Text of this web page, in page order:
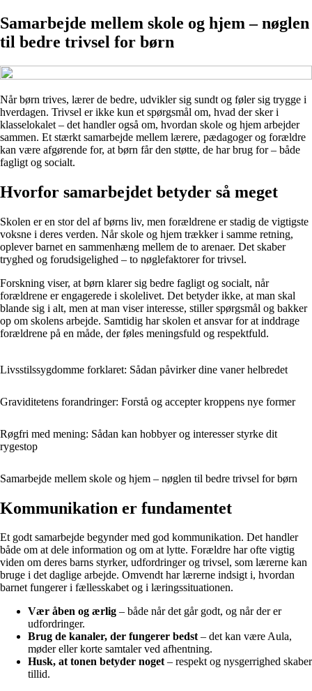
Samarbejde mellem skole og hjem – nøglen
til bedre trivsel for børn
Når børn trives, lærer de bedre, udvikler sig sundt og føler sig trygge i
hverdagen. Trivsel er ikke kun et spørgsmål om, hvad der sker i
klasselokalet – det handler også om, hvordan skole og hjem arbejder
sammen. Et stærkt samarbejde mellem lærere, pædagoger og forældre
kan være afgørende for, at børn får den støtte, de har brug for – både
fagligt og socialt.
Hvorfor samarbejdet betyder så meget
Skolen er en stor del af børns liv, men forældrene er stadig de vigtigste
voksne i deres verden. Når skole og hjem trækker i samme retning,
oplever barnet en sammenhæng mellem de to arenaer. Det skaber
tryghed og forudsigelighed – to nøglefaktorer for trivsel.
Forskning viser, at børn klarer sig bedre fagligt og socialt, når
forældrene er engagerede i skolelivet. Det betyder ikke, at man skal
blande sig i alt, men at man viser interesse, stiller spørgsmål og bakker
op om skolens arbejde. Samtidig har skolen et ansvar for at inddrage
forældrene på en måde, der føles meningsfuld og respektfuld.
Livsstilssygdomme forklaret: Sådan påvirker dine vaner helbredet
Graviditetens forandringer: Forstå og accepter kroppens nye former
Røgfri med mening: Sådan kan hobbyer og interesser styrke dit
rygestop
Samarbejde mellem skole og hjem – nøglen til bedre trivsel for børn
Kommunikation er fundamentet
Et godt samarbejde begynder med god kommunikation. Det handler
både om at dele information og om at lytte. Forældre har ofte vigtig
viden om deres barns styrker, udfordringer og trivsel, som lærerne kan
bruge i det daglige arbejde. Omvendt har lærerne indsigt i, hvordan
barnet fungerer i fællesskabet og i læringssituationen.
Vær åben og ærlig – både når det går godt, og når der er
udfordringer.
Brug de kanaler, der fungerer bedst– det kan være Aula,
møder eller korte samtaler ved afhentning.
Husk, at tonen betyder noget– respekt og nysgerrighed skaber
tillid.